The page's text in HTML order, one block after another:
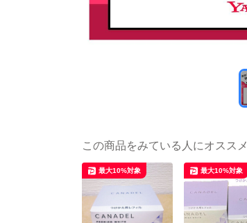
この商品をみている人にオススメ
最大10%対象 最大10%対象